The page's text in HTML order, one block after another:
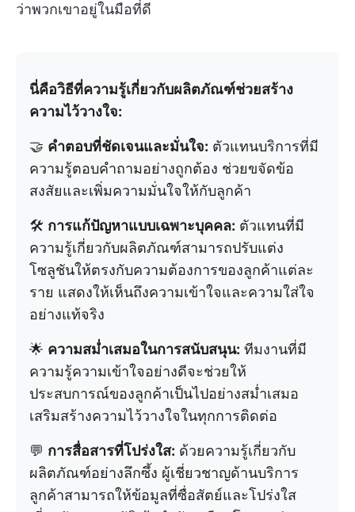
ว่าพวกเขาอยู่ในมือที่ดี
นี่คือวิธีที่ความรู้เกี่ยวกับผลิตภัณฑ์ช่วยสร้าง
ความไว้วางใจ:
🤝 คำตอบที่ชัดเจนและมั่นใจ: ตัวแทนบริการที่มี
ความรู้ตอบคำถามอย่างถูกต้อง ช่วยขจัดข้อ
สงสัยและเพิ่มความมั่นใจให้กับลูกค้า
🛠️ การแก้ปัญหาแบบเฉพาะบุคคล: ตัวแทนที่มี
ความรู้เกี่ยวกับผลิตภัณฑ์สามารถปรับแต่ง
โซลูชันให้ตรงกับความต้องการของลูกค้าแต่ละ
ราย แสดงให้เห็นถึงความเข้าใจและความใส่ใจ
อย่างแท้จริง
🌟 ความสม่ำเสมอในการสนับสนุน: ทีมงานที่มี
ความรู้ความเข้าใจอย่างดีจะช่วยให้
ประสบการณ์ของลูกค้าเป็นไปอย่างสม่ำเสมอ
เสริมสร้างความไว้วางใจในทุกการติดต่อ
💬 การสื่อสารที่โปร่งใส: ด้วยความรู้เกี่ยวกับ
ผลิตภัณฑ์อย่างลึกซึ้ง ผู้เชี่ยวชาญด้านบริการ
ลูกค้าสามารถให้ข้อมูลที่ซื่อสัตย์และโปร่งใส